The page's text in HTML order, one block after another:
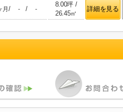
月 / - / -
8.00坪 /
26.45㎡
詳細を見る